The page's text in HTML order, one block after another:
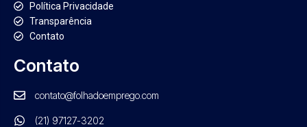
Política Privacidade
Transparência
Contato
Contato
contato@folhadoemprego.com
(21) 97127-3202